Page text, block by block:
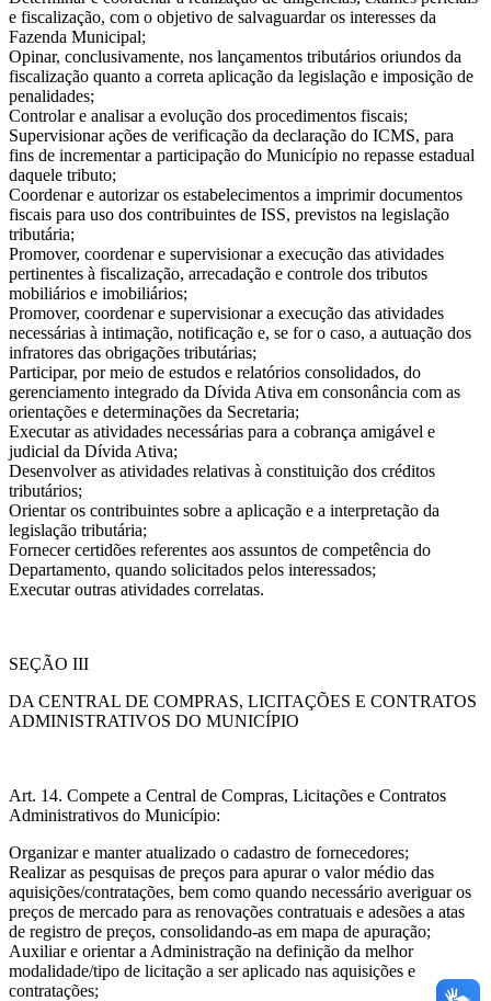
e fiscalização, com o objetivo de salvaguardar os interesses da
Fazenda Municipal;
Opinar, conclusivamente, nos lançamentos tributários oriundos da
fiscalização quanto a correta aplicação da legislação e imposição de
penalidades;
Controlar e analisar a evolução dos procedimentos fiscais;
Supervisionar ações de verificação da declaração do ICMS, para
fins de incrementar a participação do Município no repasse estadual
daquele tributo;
Coordenar e autorizar os estabelecimentos a imprimir documentos
fiscais para uso dos contribuintes de ISS, previstos na legislação
tributária;
Promover, coordenar e supervisionar a execução das atividades
pertinentes à fiscalização, arrecadação e controle dos tributos
mobiliários e imobiliários;
Promover, coordenar e supervisionar a execução das atividades
necessárias à intimação, notificação e, se for o caso, a autuação dos
infratores das obrigações tributárias;
Participar, por meio de estudos e relatórios consolidados, do
gerenciamento integrado da Dívida Ativa em consonância com as
orientações e determinações da Secretaria;
Executar as atividades necessárias para a cobrança amigável e
judicial da Dívida Ativa;
Desenvolver as atividades relativas à constituição dos créditos
tributários;
Orientar os contribuintes sobre a aplicação e a interpretação da
legislação tributária;
Fornecer certidões referentes aos assuntos de competência do
Departamento, quando solicitados pelos interessados;
Executar outras atividades correlatas.
SEÇÃO III
DA CENTRAL DE COMPRAS, LICITAÇÕES E CONTRATOS
ADMINISTRATIVOS DO MUNICÍPIO
Art. 14. Compete a Central de Compras, Licitações e Contratos
Administrativos do Município:
Organizar e manter atualizado o cadastro de fornecedores;
Realizar as pesquisas de preços para apurar o valor médio das
aquisições/contratações, bem como quando necessário averiguar os
preços de mercado para as renovações contratuais e adesões a atas
de registro de preços, consolidando-as em mapa de apuração;
Auxiliar e orientar a Administração na definição da melhor
modalidade/tipo de licitação a ser aplicado nas aquisições e
contratações;